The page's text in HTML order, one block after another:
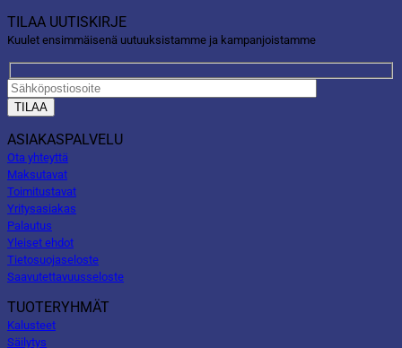
TILAA UUTISKIRJE
Kuulet ensimmäisenä uutuuksistamme ja kampanjoistamme
ASIAKASPALVELU
Ota yhteyttä
Maksutavat
Toimitustavat
Yritysasiakas
Palautus
Yleiset ehdot
Tietosuojaseloste
Saavutettavuusseloste
TUOTERYHMÄT
Kalusteet
Säilytys